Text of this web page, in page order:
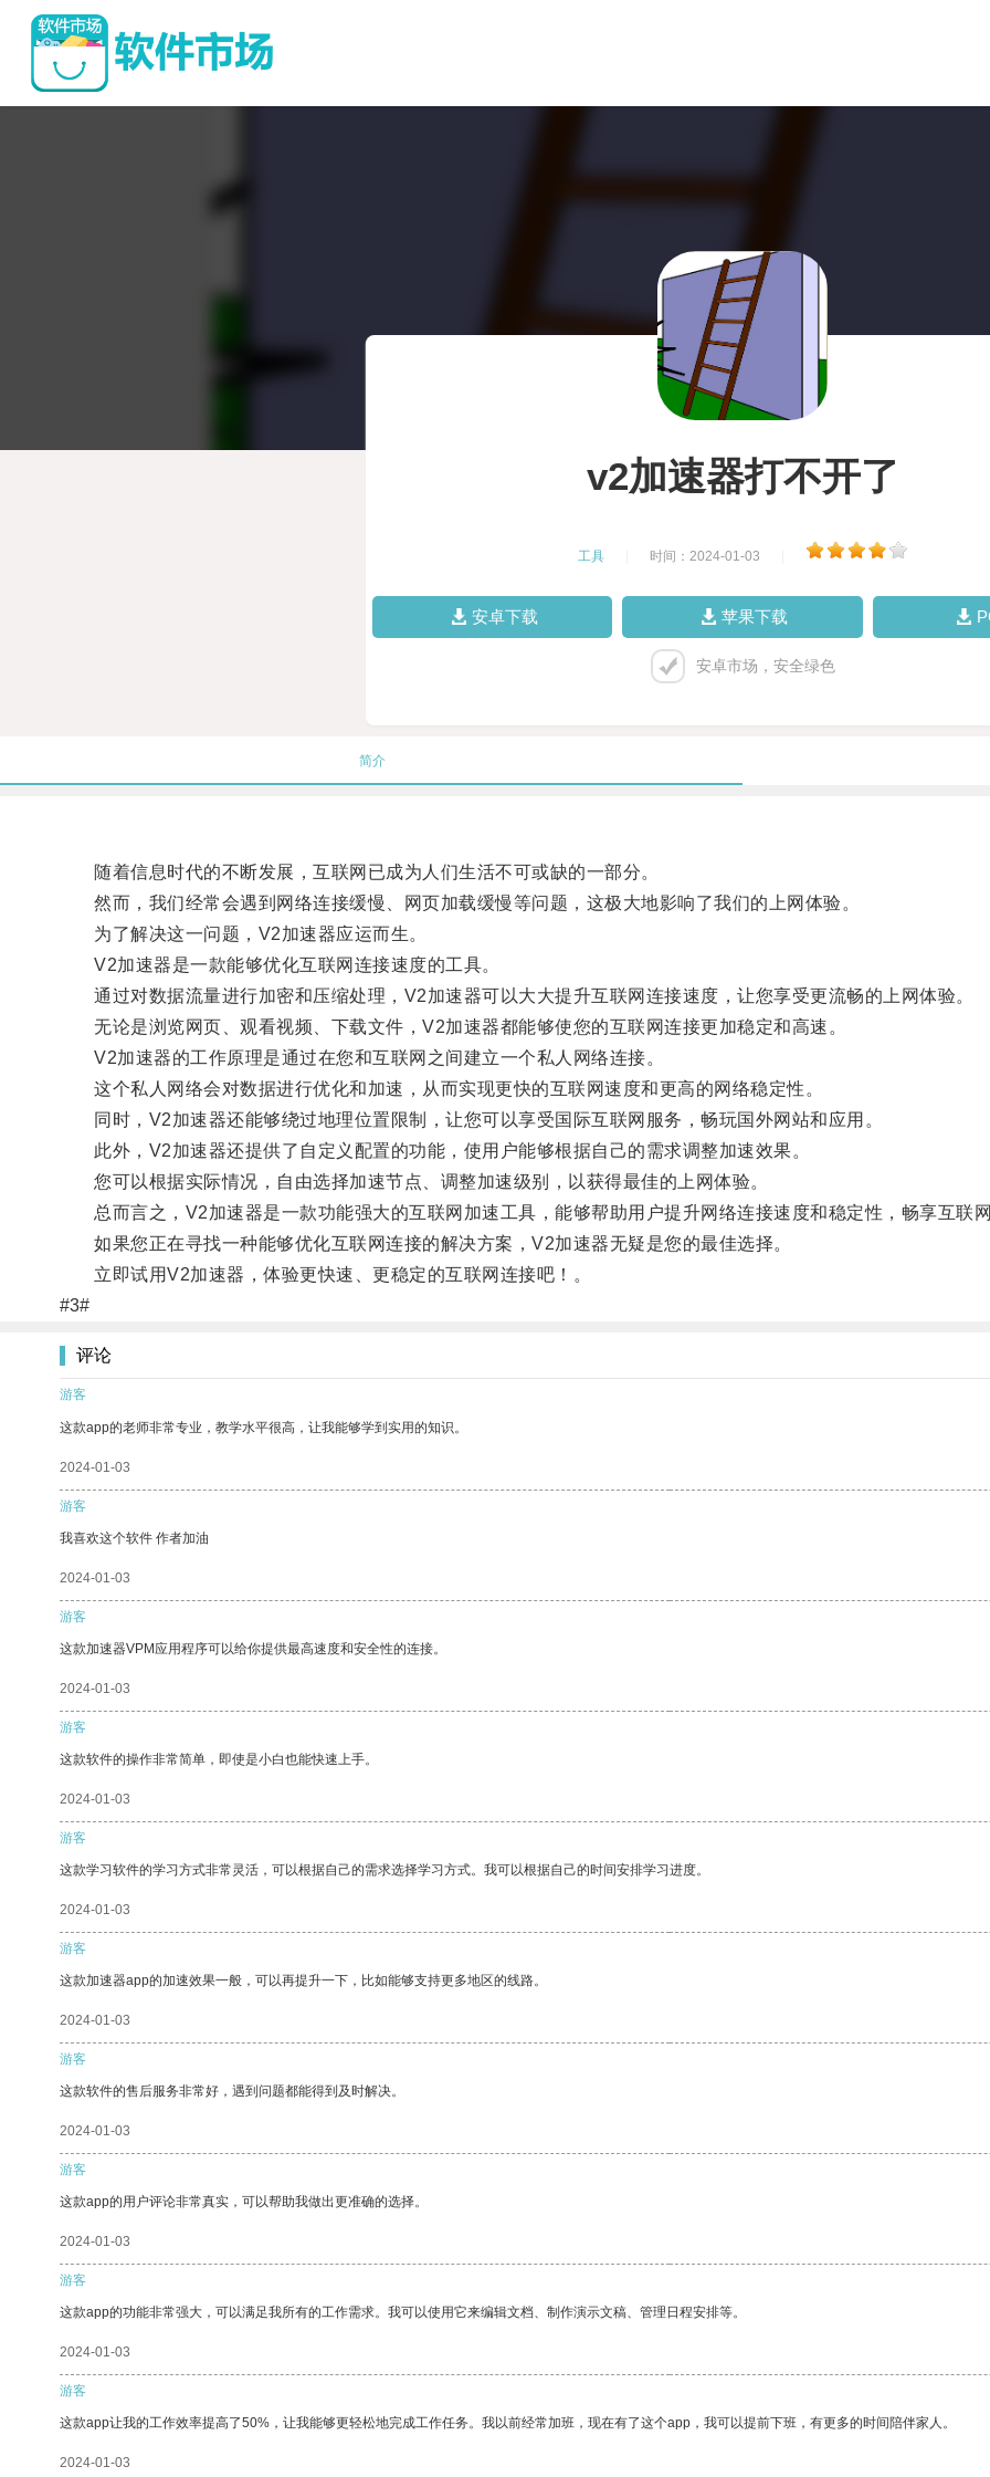
v2加速器打不开了
工具 时间：2024-01-03
安卓下载 苹果下载
安卓市场，安全绿色
简介
随着信息时代的不断发展，互联网已成为人们生活不可或缺的一部分。
然而，我们经常会遇到网络连接缓慢、网页加载缓慢等问题，这极大地影响了我们的上网体验。
为了解决这一问题，V2加速器应运而生。
V2加速器是一款能够优化互联网连接速度的工具。
通过对数据流量进行加密和压缩处理，V2加速器可以大大提升互联网连接速度，让您享受更流畅的上网体验。
无论是浏览网页、观看视频、下载文件，V2加速器都能够使您的互联网连接更加稳定和高速。
V2加速器的工作原理是通过在您和互联网之间建立一个私人网络连接。
这个私人网络会对数据进行优化和加速，从而实现更快的互联网速度和更高的网络稳定性。
同时，V2加速器还能够绕过地理位置限制，让您可以享受国际互联网服务，畅玩国外网站和应用。
此外，V2加速器还提供了自定义配置的功能，使用户能够根据自己的需求调整加速效果。
您可以根据实际情况，自由选择加速节点、调整加速级别，以获得最佳的上网体验。
总而言之，V2加速器是一款功能强大的互联网加速工具，能够帮助用户提升网络连接速度和稳定性，畅享互联网
如果您正在寻找一种能够优化互联网连接的解决方案，V2加速器无疑是您的最佳选择。
立即试用V2加速器，体验更快速、更稳定的互联网连接吧！。
#3#
评论
游客
这款app的老师非常专业，教学水平很高，让我能够学到实用的知识。
2024-01-03
游客
我喜欢这个软件 作者加油
2024-01-03
游客
这款加速器VPM应用程序可以给你提供最高速度和安全性的连接。
2024-01-03
游客
这款软件的操作非常简单，即使是小白也能快速上手。
2024-01-03
游客
这款学习软件的学习方式非常灵活，可以根据自己的需求选择学习方式。我可以根据自己的时间安排学习进度。
2024-01-03
游客
这款加速器app的加速效果一般，可以再提升一下，比如能够支持更多地区的线路。
2024-01-03
游客
这款软件的售后服务非常好，遇到问题都能得到及时解决。
2024-01-03
游客
这款app的用户评论非常真实，可以帮助我做出更准确的选择。
2024-01-03
游客
这款app的功能非常强大，可以满足我所有的工作需求。我可以使用它来编辑文档、制作演示文稿、管理日程安排等。
2024-01-03
游客
这款app让我的工作效率提高了50%，让我能够更轻松地完成工作任务。我以前经常加班，现在有了这个app，我可以提前下班，有更多的时间陪伴家人。
2024-01-03